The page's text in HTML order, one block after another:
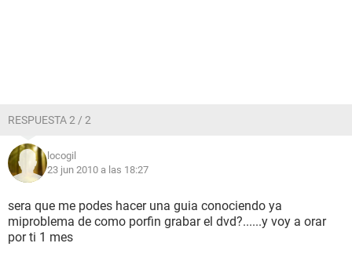
RESPUESTA 2 / 2
locogil
23 jun 2010 a las 18:27
sera que me podes hacer una guia conociendo ya
miproblema de como porfin grabar el dvd?......y voy a orar
por ti 1 mes